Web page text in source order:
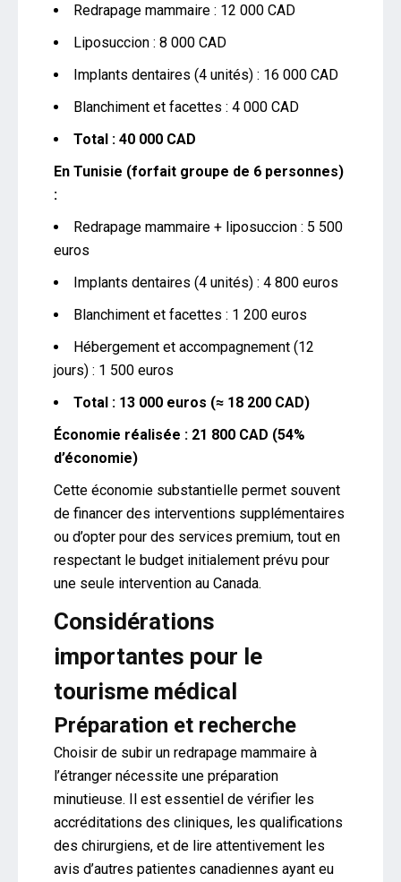
Redrapage mammaire : 12 000 CAD
Liposuccion : 8 000 CAD
Implants dentaires (4 unités) : 16 000 CAD
Blanchiment et facettes : 4 000 CAD
Total : 40 000 CAD
En Tunisie (forfait groupe de 6 personnes)
:
Redrapage mammaire + liposuccion : 5 500
euros
Implants dentaires (4 unités) : 4 800 euros
Blanchiment et facettes : 1 200 euros
Hébergement et accompagnement (12
jours) : 1 500 euros
Total : 13 000 euros (≈ 18 200 CAD)
Économie réalisée : 21 800 CAD (54%
d’économie)
Cette économie substantielle permet souvent
de financer des interventions supplémentaires
ou d’opter pour des services premium, tout en
respectant le budget initialement prévu pour
une seule intervention au Canada.
Considérations
importantes pour le
tourisme médical
Préparation et recherche
Choisir de subir un redrapage mammaire à
l’étranger nécessite une préparation
minutieuse. Il est essentiel de vérifier les
accréditations des cliniques, les qualifications
des chirurgiens, et de lire attentivement les
avis d’autres patientes canadiennes ayant eu